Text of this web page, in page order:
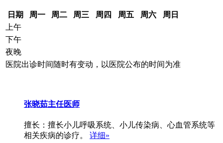
日期 周一 周二 周三 周四 周五 周六
周日
上午
下午
夜晚
医院出诊时间随时有变动，以医院公布的时间为准
张晓茹主任医师
擅长：擅长小儿呼吸系统、小儿传染病、心血管系统等
相关疾病的诊疗。 详细»